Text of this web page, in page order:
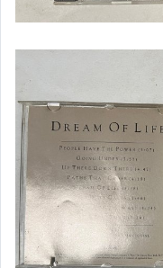
文具週邊.書籤.明信片
銅板舊冊
書籍
二手家電.樂器
生活雜貨
布袋戲玩偶.公仔
遊戲攻略本